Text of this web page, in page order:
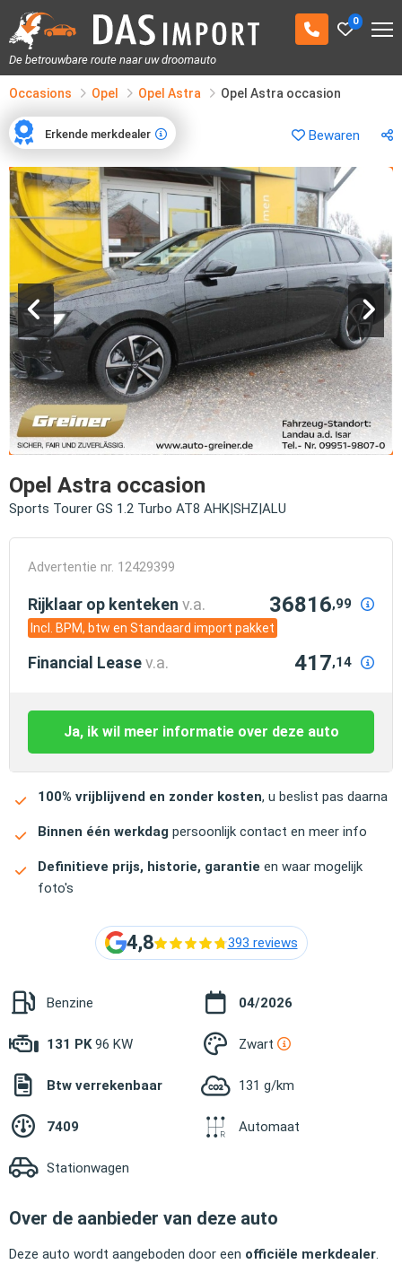
0
De betrouwbare route naar uw droomauto
Occasions Opel Opel Astra Opel Astra occasion
Bewaren
Erkende merkdealer
Erkende merkdealer
Opel Astra occasion
Sports Tourer GS 1.2 Turbo AT8 AHK|SHZ|ALU
Advertentie nr. 12429399
Rijklaar op kenteken v.a. 36816,99
Incl. BPM, btw en Standaard import pakket
Financial Leasev.a. 417,14
Ja, ik wil meer informatie over deze auto
100% vrijblijvend en zonder kosten, u beslist pas daarna
Binnen één werkdag persoonlijk contact en meer info
Definitieve prijs, historie, garantie en waar mogelijk
foto's
4,8 393 reviews
Benzine 04/2026
131 PK96 KW Zwart
Btw verrekenbaar 131 g/km
7409 Automaat
Stationwagen
Over de aanbieder van deze auto
Deze auto wordt aangeboden door een officiële merkdealer